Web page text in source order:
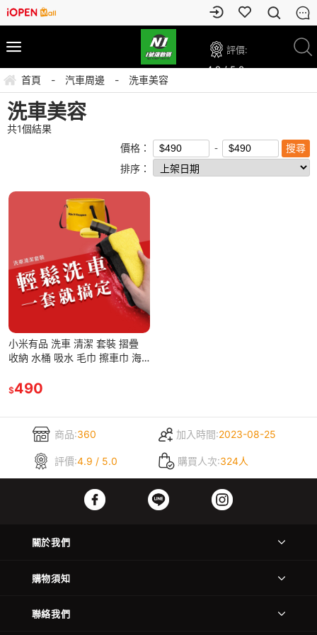
評價:
4.9 / 5.0
首頁 - 汽車周邊 - 洗車美容
洗車美容
共1個結果
價格：
排序：
小米有品 洗車 清潔 套裝 摺疊
收納 水桶 吸水 毛巾 擦車巾 海
$490
商品:360 加入時間:2023-08-25
評價:4.9 / 5.0 購買人次:324人
關於我們
購物須知
聯絡我們